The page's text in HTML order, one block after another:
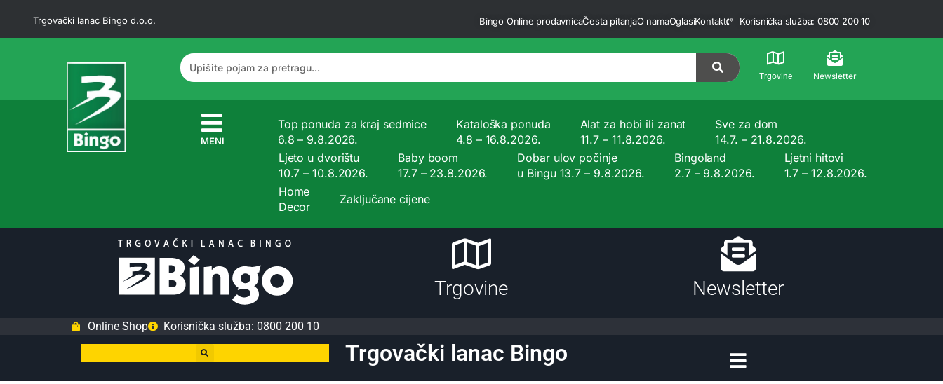
Trgovački lanac Bingo d.o.o. Bingo Online prodavnicaČesta pitanjaO namaOglasiKontakt Korisnička služba: 0800 200 10
Trgovine Newsletter
MENI
Top ponuda za kraj sedmice
6.8 – 9.8.2026.
Kataloška ponuda
4.8 – 16.8.2026.
Alat za hobi ili zanat
11.7 – 11.8.2026.
Sve za dom
14.7. – 21.8.2026.
Ljeto u dvorištu
10.7 – 10.8.2026.
Baby boom
17.7 – 23.8.2026.
Dobar ulov počinje
u Bingu 13.7 – 9.8.2026.
Bingoland
2.7 – 9.8.2026.
Ljetni hitovi
1.7 – 12.8.2026.
Home
Decor
Zaključane cijene
Trgovine Newsletter
Online Shop Korisnička služba: 0800 200 10
Trgovački lanac Bingo